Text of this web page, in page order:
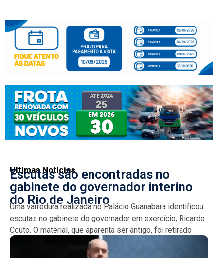
Últimas Notícias
Escutas são encontradas no
gabinete do governador interino
do Rio de Janeiro
Uma varredura realizada no Palácio Guanabara identificou
escutas no gabinete do governador em exercício, Ricardo
Couto. O material, que aparenta ser antigo, foi retirado
durante...